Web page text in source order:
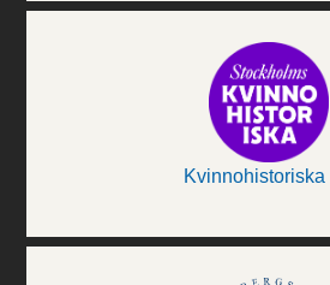
Kvinnohistoriska